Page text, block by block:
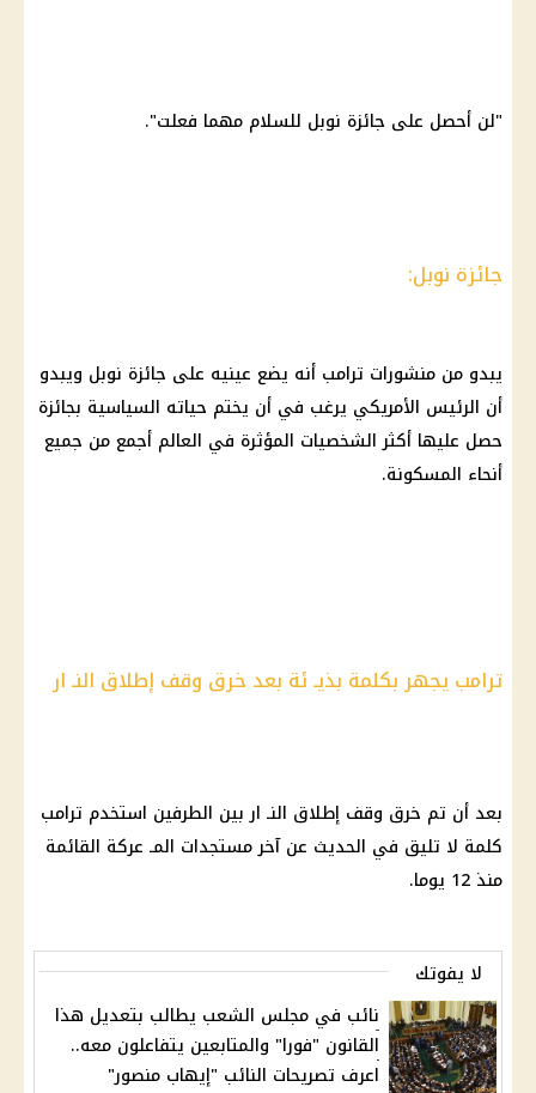
"لن أحصل على جائزة نوبل للسلام مهما فعلت".
جائزة نوبل:
يبدو من منشورات ترامب أنه يضع عينيه على جائزة نوبل ويبدو
أن الرئيس الأمريكي يرغب في أن يختم حياته السياسية بجائزة
حصل عليها أكثر الشخصيات المؤثرة في العالم أجمع من جميع
أنحاء المسكونة.
ترامب يجهر بكلمة بذيـ ئة بعد خرق وقف إطلاق النـ ار
بعد أن تم خرق وقف إطلاق النـ ار بين الطرفين استخدم ترامب
كلمة لا تليق في الحديث عن آخر مستجدات المـ عركة القائمة
منذ 12 يوما.
لا يفوتك
نائب في مجلس الشعب يطالب بتعديل هذا
القانون "فورا" والمتابعين يتفاعلون معه..
اعرف تصريحات النائب "إيهاب منصور"